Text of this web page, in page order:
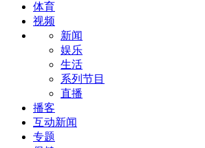
体育
视频
新闻
娱乐
生活
系列节目
直播
播客
互动新闻
专题